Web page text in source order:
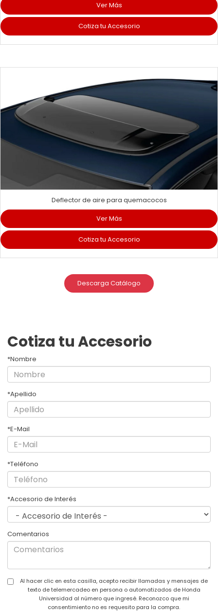
Ver Más
Cotiza tu Accesorio
Deflector de aire para quemacocos
Ver Más
Cotiza tu Accesorio
Descarga Catálogo
Cotiza tu Accesorio
*Nombre
*Apellido
*E-Mail
*Teléfono
*Accesorio de Interés
Comentarios
Al hacer clic en esta casilla, acepto recibir llamadas y mensajes de
texto de telemercadeo en persona o automatizados de Honda
Universidad al número que ingresé. Reconozco que mi
consentimiento no es requesito para la compra.